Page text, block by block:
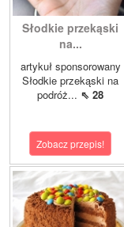
Słodkie przekąski
na...
artykuł sponsorowany
Słodkie przekąski na
podróż... ⇖ 28
Zobacz przepis!